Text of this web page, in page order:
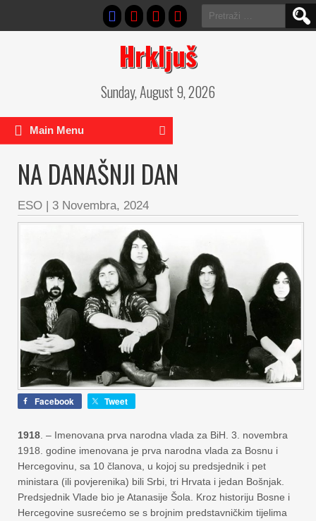
Pretraga:
Hrkljuš
Sunday, August 9, 2026
Main Menu
NA DANAŠNJI DAN
ESO | 3 Novembra, 2024
Facebook Tweet
1918 . – Imenovana prva narodna vlada za BiH. 3. novembra
1918. godine imenovana je prva narodna vlada za Bosnu i
Hercegovinu, sa 10 članova, u kojoj su predsjednik i pet
ministara (ili povjerenika) bili Srbi, tri Hrvata i jedan Bošnjak.
Predsjednik Vlade bio je Atanasije Šola. Kroz historiju Bosne i
Hercegovine susrećemo se s brojnim predstavničkim tijelima